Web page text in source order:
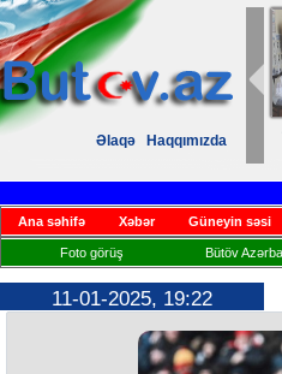
Əlaqə Haqqımızda
Ana səhifə Xəbər Güneyin səsi
Foto görüş Bütöv
11-01-2025, 19:22